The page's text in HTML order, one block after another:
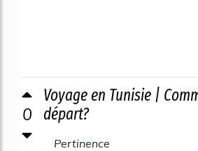
0
Voyage en Tunisie |
départ?
Pertinence